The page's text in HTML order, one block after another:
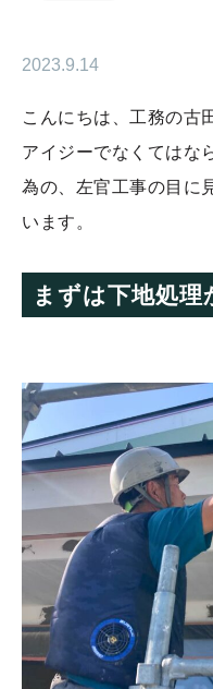
2023.9.14
こんにちは、工務の古
アイジーでなくてはな
為の、左官工事の目に
います。
まずは下地処理